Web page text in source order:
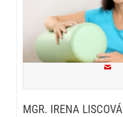
MGR. IRENA LISCOVÁ